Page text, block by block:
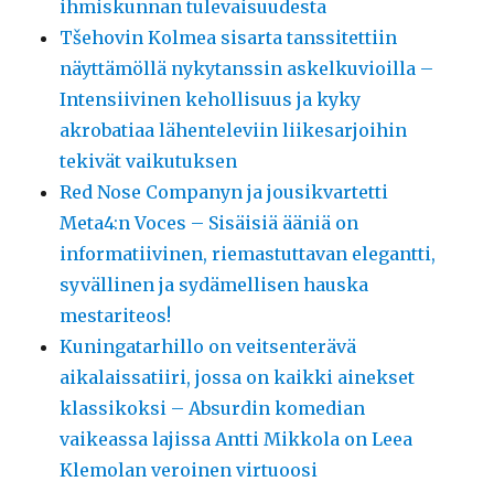
ihmiskunnan tulevaisuudesta
Tšehovin Kolmea sisarta tanssitettiin
näyttämöllä nykytanssin askelkuvioilla –
Intensiivinen kehollisuus ja kyky
akrobatiaa lähenteleviin liikesarjoihin
tekivät vaikutuksen
Red Nose Companyn ja jousikvartetti
Meta4:n Voces – Sisäisiä ääniä on
informatiivinen, riemastuttavan elegantti,
syvällinen ja sydämellisen hauska
mestariteos!
Kuningatarhillo on veitsenterävä
aikalaissatiiri, jossa on kaikki ainekset
klassikoksi – Absurdin komedian
vaikeassa lajissa Antti Mikkola on Leea
Klemolan veroinen virtuoosi